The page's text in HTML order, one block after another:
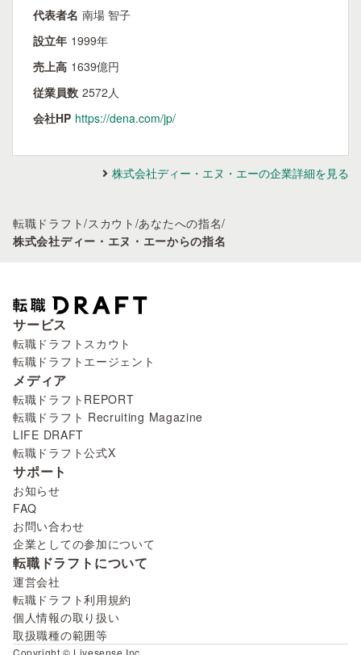
代表者名 南場 智子
設立年 1999年
売上高 1639億円
従業員数 2572人
会社HP https://dena.com/jp/
株式会社ディー・エヌ・エーの企業詳細を見る
転職ドラフト/スカウト /あなたへの指名/
株式会社ディー・エヌ・エーからの指名
サービス
転職ドラフトスカウト
転職ドラフトエージェント
メディア
転職ドラフトREPORT
転職ドラフト Recruiting Magazine
LIFE DRAFT
転職ドラフト公式X
サポート
お知らせ
FAQ
お問い合わせ
企業としての参加について
転職ドラフトについて
運営会社
転職ドラフト利用規約
個人情報の取り扱い
取扱職種の範囲等